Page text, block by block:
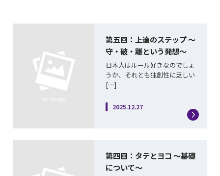
第五回：上達のステップ ～
守・破・離という発想～
日本人はルール好きなのでしょ
うか、それとも独創性に乏しい
[…]
2025.12.27
第四回：タテとヨコ ～基礎
について～